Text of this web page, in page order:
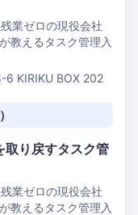
業ゼロの現役会社
教えるタスク管理入
6 KIRIKU BOX 202
取り戻すタスク管
業ゼロの現役会社
教えるタスク管理入